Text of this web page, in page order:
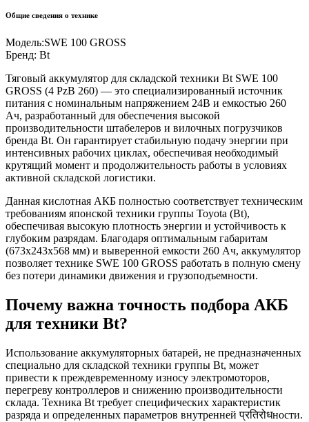
Общие сведения о технике
Модель:SWE 100 GROSS
Бренд: Bt
Тяговый аккумулятор для складской техники Bt SWE 100
GROSS (4 PzB 260) — это специализированный источник
питания с номинальным напряжением 24В и емкостью 260
Ач, разработанный для обеспечения высокой
производительности штабелеров и вилочных погрузчиков
бренда Bt. Он гарантирует стабильную подачу энергии при
интенсивных рабочих циклах, обеспечивая необходимый
крутящий момент и продолжительность работы в условиях
активной складской логистики.
Данная кислотная АКБ полностью соответствует техническим
требованиям японской техники группы Toyota (Bt),
обеспечивая высокую плотность энергии и устойчивость к
глубоким разрядам. Благодаря оптимальным габаритам
(673x243x568 мм) и выверенной емкости 260 Ач, аккумулятор
позволяет технике SWE 100 GROSS работать в полную смену
без потери динамики движения и грузоподъемности.
Почему важна точность подбора АКБ
для техники Bt?
Использование аккумуляторных батарей, не предназначенных
специально для складской техники группы Bt, может
привести к преждевременному износу электромоторов,
перегреву контроллеров и снижению производительности
склада. Техника Bt требует специфических характеристик
разряда и определенных параметров внутренней प्रतिरोधности.